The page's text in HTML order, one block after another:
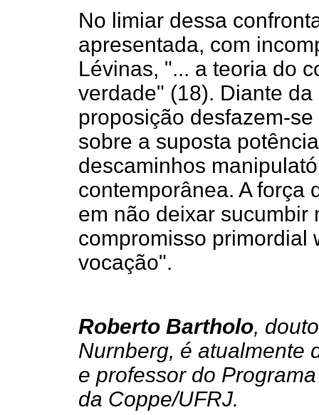
No limiar dessa
apresentada, com
Lévinas, "... a teoria do
verdade" (18). Diante
proposição desfazem-
sobre a suposta
descaminhos
contemporânea. A força
em não deixar sucumbir
compromisso primordial
vocação".
Roberto Bartholo,
Nurnberg, é atualmente
e professor do
da Coppe/UFRJ.